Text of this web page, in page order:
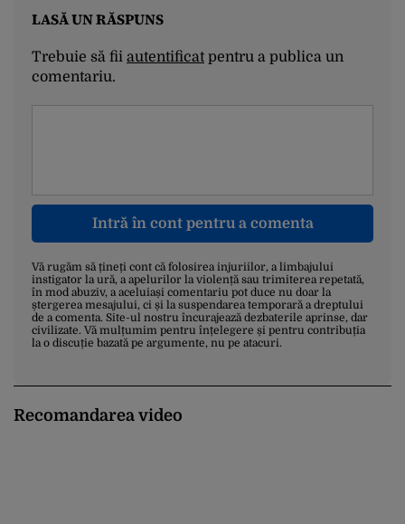
LASĂ UN RĂSPUNS
Trebuie să fii autentificatpentru a publica un
comentariu.
Intră în cont pentru a comenta
Vă rugăm să țineți cont că folosirea injuriilor, a limbajului
instigator la ură, a apelurilor la violență sau trimiterea repetată,
în mod abuziv, a aceluiași comentariu pot duce nu doar la
ștergerea mesajului, ci și la suspendarea temporară a dreptului
de a comenta. Site-ul nostru încurajează dezbaterile aprinse, dar
civilizate. Vă mulțumim pentru înțelegere și pentru contribuția
la o discuție bazată pe argumente, nu pe atacuri.
Recomandarea video